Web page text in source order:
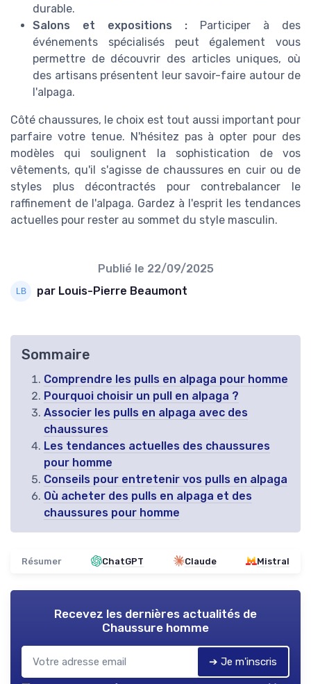
durable.
Salons et expositions : Participer à des
événements spécialisés peut également vous
permettre de découvrir des articles uniques, où
des artisans présentent leur savoir-faire autour de
l'alpaga.
Côté chaussures, le choix est tout aussi important pour
parfaire votre tenue. N'hésitez pas à opter pour des
modèles qui soulignent la sophistication de vos
vêtements, qu'il s'agisse de chaussures en cuir ou de
styles plus décontractés pour contrebalancer le
raffinement de l'alpaga. Gardez à l'esprit les tendances
actuelles pour rester au sommet du style masculin.
Publié le 22/09/2025
par Louis-Pierre Beaumont
Sommaire
Comprendre les pulls en alpaga pour homme
Pourquoi choisir un pull en alpaga ?
Associer les pulls en alpaga avec des
chaussures
Les tendances actuelles des chaussures
pour homme
Conseils pour entretenir vos pulls en alpaga
Où acheter des pulls en alpaga et des
chaussures pour homme
Résumer ChatGPT Claude Mistral
Recevez les dernières actualités de
Chaussure homme
➔ Je m'inscris